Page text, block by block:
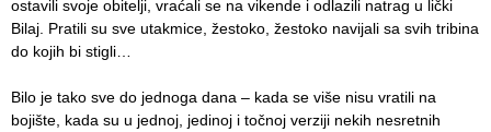
ostavili svoje obitelji, vraćali se na vikende i odlazili natrag u lički
Bilaj. Pratili su sve utakmice, žestoko, žestoko navijali sa svih tribina
do kojih bi stigli…
Bilo je tako sve do jednoga dana – kada se više nisu vratili na
bojište, kada su u jednoj, jedinoj i točnoj verziji nekih nesretnih